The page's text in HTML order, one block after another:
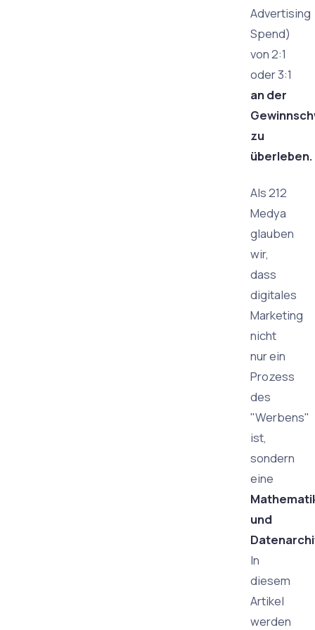
Advertising
Spend)
von 2:1
oder 3:1
an der
zu
überleben.
Als 212
Medya
glauben
wir,
dass
digitales
Marketing
nicht
nur ein
Prozess
des
"Werbens"
ist,
sondern
eine
und
In
diesem
Artikel
werden